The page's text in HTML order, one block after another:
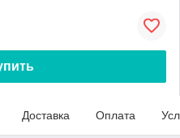
Доставка Оплата